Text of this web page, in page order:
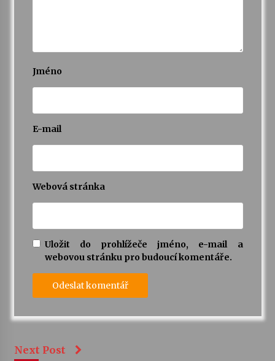
Jméno
E-mail
Webová stránka
Uložit do prohlížeče jméno, e-mail a
webovou stránku pro budoucí komentáře.
Next Post